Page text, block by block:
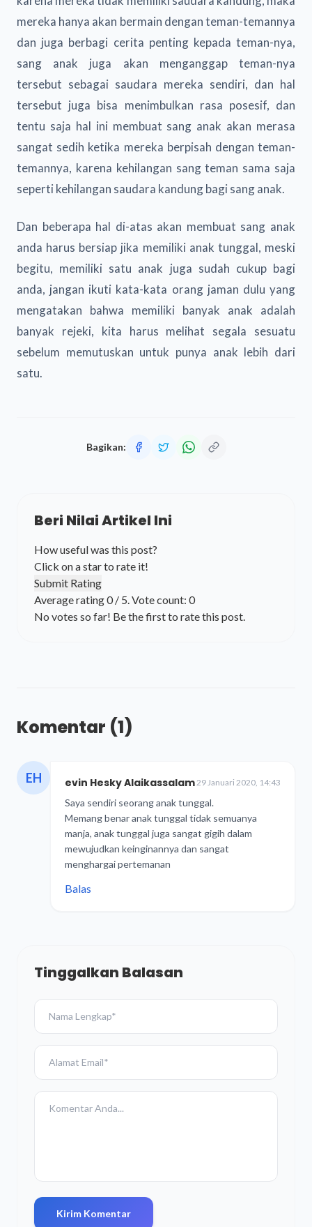
mereka hanya akan bermain dengan teman-temannya
dan juga berbagi cerita penting kepada teman-nya,
sang anak juga akan menganggap teman-nya
tersebut sebagai saudara mereka sendiri, dan hal
tersebut juga bisa menimbulkan rasa posesif, dan
tentu saja hal ini membuat sang anak akan merasa
sangat sedih ketika mereka berpisah dengan teman-
temannya, karena kehilangan sang teman sama saja
seperti kehilangan saudara kandung bagi sang anak.
Dan beberapa hal di-atas akan membuat sang anak
anda harus bersiap jika memiliki anak tunggal, meski
begitu, memiliki satu anak juga sudah cukup bagi
anda, jangan ikuti kata-kata orang jaman dulu yang
mengatakan bahwa memiliki banyak anak adalah
banyak rejeki, kita harus melihat segala sesuatu
sebelum memutuskan untuk punya anak lebih dari
satu.
Bagikan:
Beri Nilai Artikel Ini
How useful was this post?
Click on a star to rate it!
Submit Rating
Average rating0/ 5. Vote count: 0
No votes so far! Be the first to rate this post.
Komentar (1)
EH evin Hesky Alaikassalam29 Januari 2020, 14:43
Saya sendiri seorang anak tunggal.
Memang benar anak tunggal tidak semuanya
manja, anak tunggal juga sangat gigih dalam
mewujudkan keinginannya dan sangat
menghargai pertemanan
Balas
Tinggalkan Balasan
Kirim Komentar